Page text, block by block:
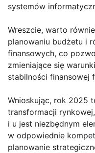
systemów
Wreszcie, warto
planowaniu budżetu i
finansowych, co
zmieniające się
stabilności finansowej
Wnioskując, rok 2025
transformacji
i u jest niezbędnym
w odpowiednie
planowanie